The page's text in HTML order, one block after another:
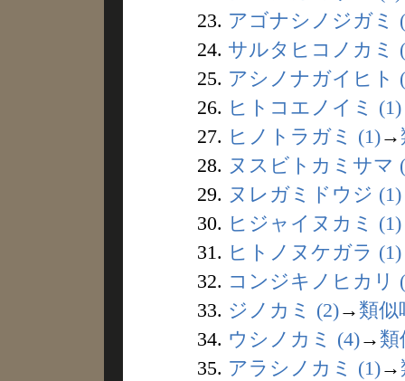
23. アゴナシノジガミ
24. サルタヒコノカミ
25. アシノナガイヒト
26. ヒトコエノイミ (1)
27. ヒノトラガミ (1)→
28. ヌスビトカミサマ
29. ヌレガミドウジ (1)
30. ヒジャイヌカミ (1)
31. ヒトノヌケガラ (1)
32. コンジキノヒカリ
33. ジノカミ (2)→ 類似
34. ウシノカミ (4)→ 類
35. アラシノカミ (1)→